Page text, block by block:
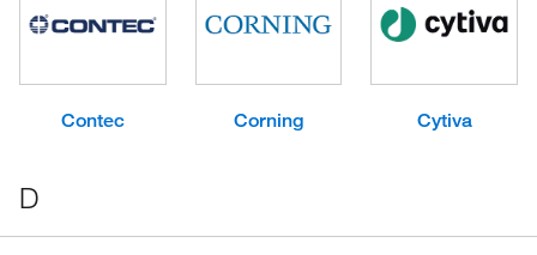
Contec Corning Cytiva
D